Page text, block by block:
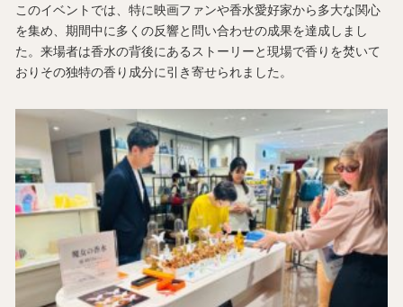
このイベントでは、特に映画ファンや香水愛好家から多大な関心
を集め、期間中に多くの反響と問い合わせの成果を達成しまし
た。来場者は香水の背後にあるストーリーと現場で香りを焚いて
おりその独特の香り成分に引き寄せられました。